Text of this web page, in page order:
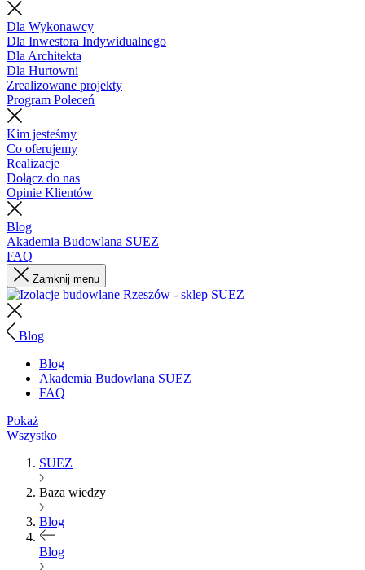
Dla Wykonawcy
Dla Inwestora Indywidualnego
Dla Architekta
Dla Hurtowni
Zrealizowane projekty
Program Poleceń
Kim jesteśmy
Co oferujemy
Realizacje
Dołącz do nas
Opinie Klientów
Blog
Akademia Budowlana SUEZ
FAQ
Zamknij menu
Blog
Blog
Akademia Budowlana SUEZ
FAQ
Pokaż
Wszystko
SUEZ
Baza wiedzy
Blog
Blog